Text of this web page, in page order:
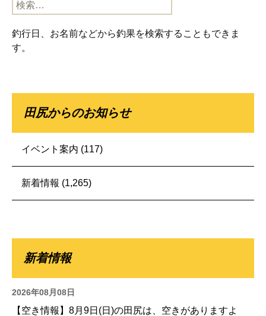
索:
釣行日、お名前などから釣果を検索することもできま
す。
田尻からのお知らせ
イベント案内 (117)
新着情報 (1,265)
新着情報
2026年08月08日
【空き情報】8月9日(日)の田尻は、空きがありますよ